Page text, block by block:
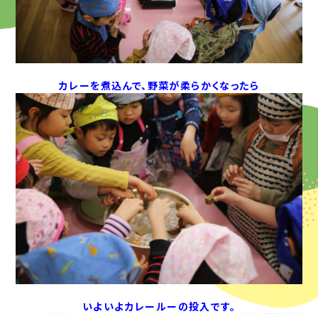
カレーを煮込んで、野菜が柔らかくなったら
いよいよカレールーの投入です。